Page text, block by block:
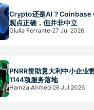
Crypto还是AI？Coinbase
观点正确，但并非中立
Giulia Ferrante 27 Jul 2026
PNRR资助意大利中小企业
1144项服务落地
Hamza Ahmed 26 Jul 2026